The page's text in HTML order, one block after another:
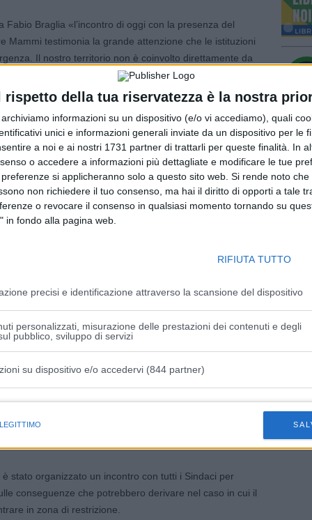
rispetto della tua riservatezza è la nostra
informazioni su un dispositivo (e/o vi accediamo), quali
unici e informazioni generali inviate da un dispositivo per le
a noi e ai nostri 1731 partner di trattarli per queste finalità. In
o accedere a informazioni più dettagliate e modificare le tue
si applicheranno solo a questo sito web. Si rende noto
non richiedere il tuo consenso, ma hai il diritto di opporti a tale
o revocare il consenso in qualsiasi momento tornando su
in fondo alla pagina web.
RIFIUTA TUTTO
precisi e identificazione attraverso la scansione del dispositivo
personalizzati, misurazione delle prestazioni dei contenuti e degli
pubblico, sviluppo di servizi
su dispositivo e/o accedervi (844 partner)
speciali
Braglia «l’incontro di oggi con la presenza del
Mammi testimonia la grande attenzione che le istituzioni
Il nostro territorio non è coinvolto direttamente da
proseguire con tutte le azioni di prevenzione e
il nostro sistema produttivo e sociale. Ringrazio
momento di confronto, fondamentale per
efficacia alle misure di contenimento e riduzione del
è intervenuto sottolineando che «questi incontri sui
attuata dalla Regione in questi mesi che, in
e gli enti locali, sta procedendo celermente. Fin dal
a gennaio 2022 nel comune di Ovada in Piemonte,
per ridurre la circolazione del virus e mettere in
che rappresenti un ottimo risultato la notizia che nel
segnale che le azioni messe in atto dalla Regione
e informazione che coinvolge gli allevamenti di suini
le Associazioni di Categoria del mondo agricolo e
regionale, per un aggiornamento costante sulla
corsi con gli Atc e la polizia provinciale per la
venatorio che rientrano nell’elenco nazionale dei
per sensibilizzare gli escursionisti, distribuendo locandine
percorsi naturalistici, in modo tale da darne la massima
stato organizzato un incontro con tutti i Sindaci per
conseguenze che potrebbero derivare nel caso in cui il
in zona di restrizione.